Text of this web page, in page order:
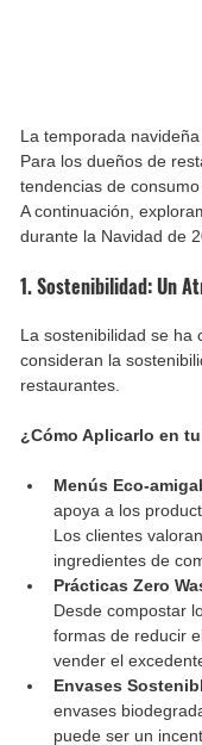
La temporada
Para los dueños de
tendencias de
A continuación,
durante la Navidad de
1. Sostenibilidad: Un
La sostenibilidad se ha
consideran la
restaurantes.
¿Cómo Aplicarlo en
Menús Eco-
apoya a los
Los clientes
ingredientes de
Prácticas Zero
Desde compostar
formas de reducir
vender el
Envases
envases
puede ser un